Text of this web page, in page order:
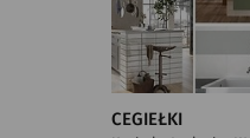
CEGIEŁKI